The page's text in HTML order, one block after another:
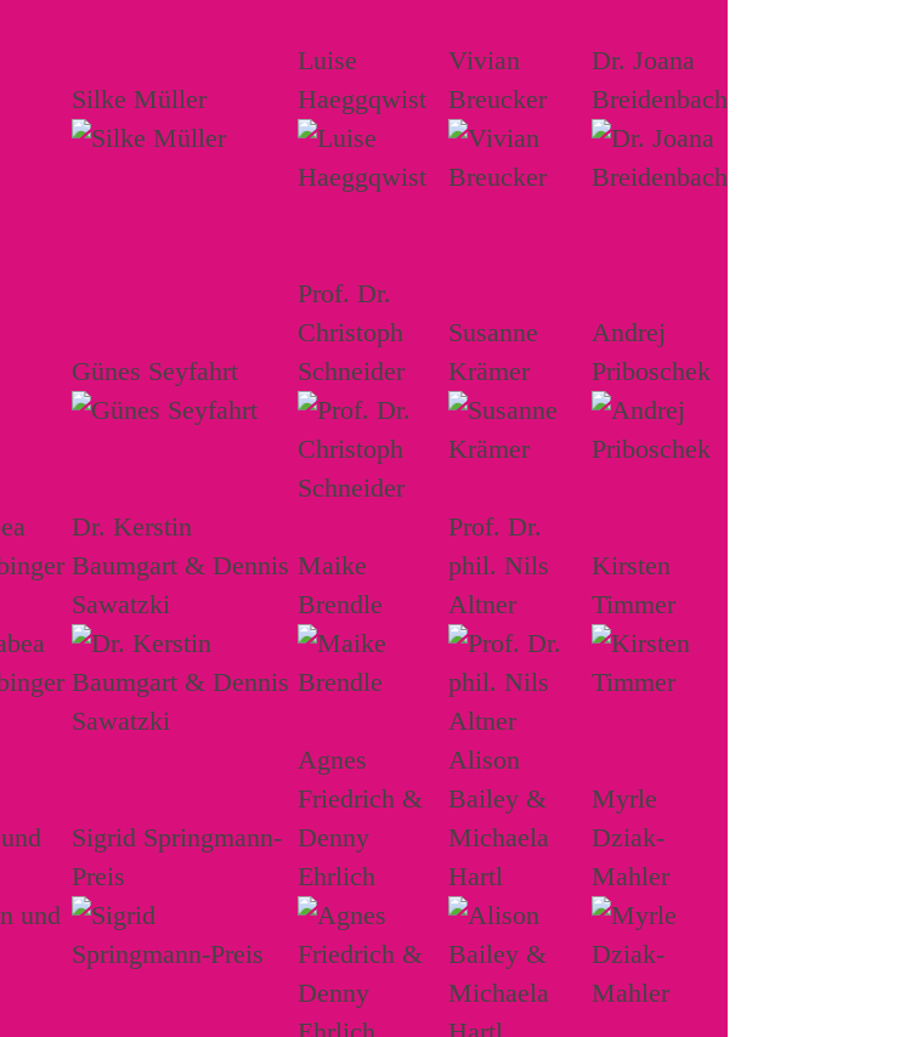
Silke Müller
Luise
Haeggqwist
Vivian
Breucker
Dr. Joana
Breidenbach
Günes Seyfahrt
Prof. Dr.
Christoph
Schneider
Susanne
Krämer
Andrej
Priboschek
Dr. Kerstin
Baumgart & Dennis
Sawatzki
Maike
Brendle
Prof. Dr.
phil. Nils
Altner
Kirsten
Timmer
Sigrid Springmann-
Preis
Agnes
Friedrich &
Denny
Ehrlich
Alison
Bailey &
Michaela
Hartl
Myrle
Dziak-
Mahler